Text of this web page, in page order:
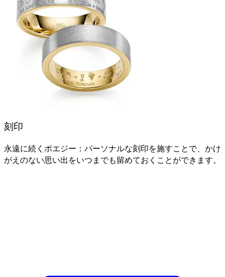
刻印
永遠に続くポエジー：パーソナルな刻印を施すことで、かけ
がえのない思い出をいつまでも留めておくことができます。